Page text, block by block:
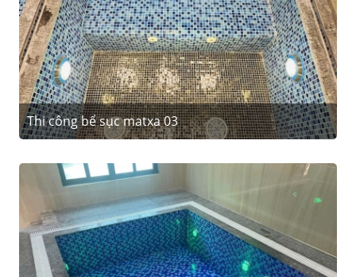
Thi công bể sục matxa 03